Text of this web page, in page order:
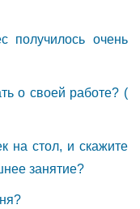
получилось очень
о своей работе? (
на стол, и скажите
занятие?